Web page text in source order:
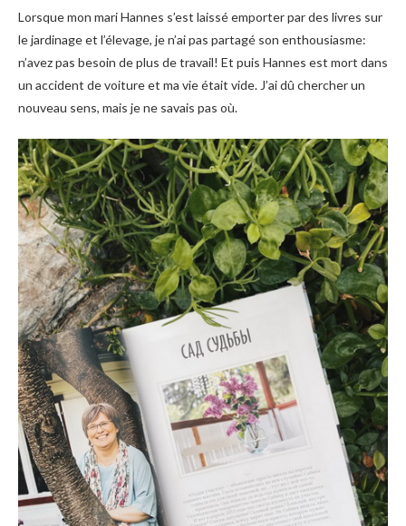
Lorsque mon mari Hannes s’est laissé emporter par des livres sur
le jardinage et l’élevage, je n’ai pas partagé son enthousiasme:
n’avez pas besoin de plus de travail! Et puis Hannes est mort dans
un accident de voiture et ma vie était vide. J’ai dû chercher un
nouveau sens, mais je ne savais pas où.